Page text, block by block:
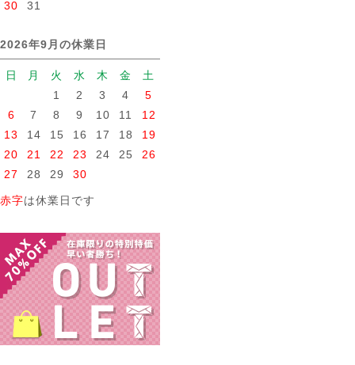
30 31
2026年9月の休業日
日 月 火 水 木 金
土
1
2 3 4
5
6
7 8 9 10 11
12
13
14 15 16 17 18
19
20
21 22 23 24 25
26
27
28 29 30
赤字は休業日です